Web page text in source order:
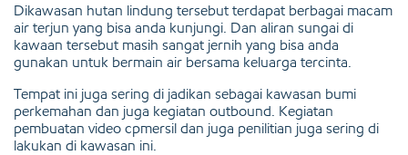
Dikawasan hutan lindung tersebut terdapat berbagai macam
air terjun yang bisa anda kunjungi. Dan aliran sungai di
kawaan tersebut masih sangat jernih yang bisa anda
gunakan untuk bermain air bersama keluarga tercinta.
Tempat ini juga sering di jadikan sebagai kawasan bumi
perkemahan dan juga kegiatan outbound. Kegiatan
pembuatan video cpmersil dan juga penilitian juga sering di
lakukan di kawasan ini.